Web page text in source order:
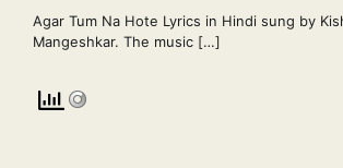
Agar Tum Na Hote Lyrics in Hindi sung by
Mangeshkar. The music […]